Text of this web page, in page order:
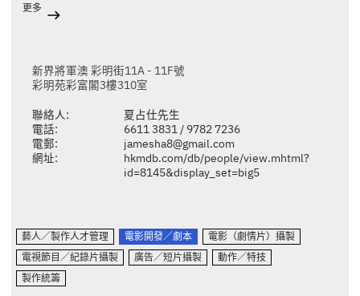
更多
新界將軍澳 彩明街11A - 11F號
彩明苑彩富閣3樓310室
聯絡人:
夏占仕先生
電話:
6611 3831 / 9782 7236
電郵:
jamesha8@gmail.com
網址:
hkmdb.com/db/people/view.mhtml?
id=8145&display_set=big5
藝人／製作人才管理 電影開發／劇本
電影（劇情片）攝製
電視節目／紀錄片攝製
廣告／短片攝製
動作／特技
製作統籌